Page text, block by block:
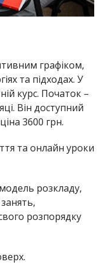
графіком,
та підходах. У
курс. Початок –
Він доступний
3600 грн.
та онлайн уроки
розкладу,
розпорядку